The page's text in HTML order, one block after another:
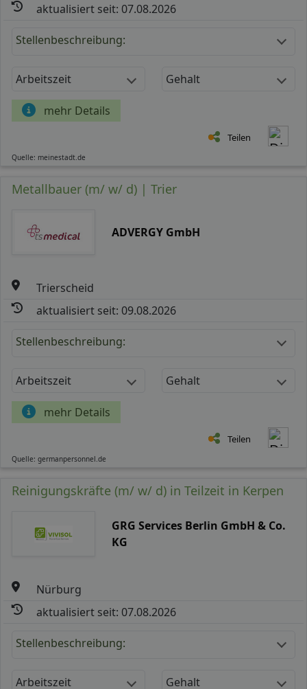
aktualisiert seit: 07.08.2026
Stellenbeschreibung:
Arbeitszeit Gehalt
mehr Details
Teilen
Quelle: meinestadt.de
Metallbauer (m/ w/ d) | Trier
ADVERGY GmbH
Trierscheid
aktualisiert seit: 09.08.2026
Stellenbeschreibung:
Arbeitszeit Gehalt
mehr Details
Teilen
Quelle: germanpersonnel.de
Reinigungskräfte (m/ w/ d) in Teilzeit in Kerpen
GRG Services Berlin GmbH & Co.
KG
Nürburg
aktualisiert seit: 07.08.2026
Stellenbeschreibung:
Arbeitszeit Gehalt